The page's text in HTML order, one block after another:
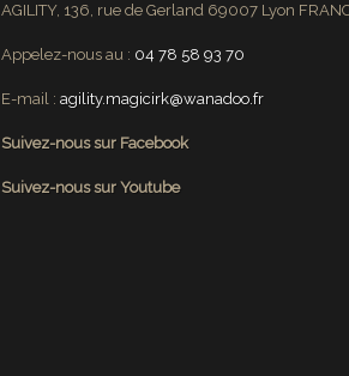
AGILITY, 136, rue de Gerland 69007 Lyon
Appelez-nous au : 04 78 58 93 70
E-mail : agility.magicirk@wanadoo.fr
Suivez-nous sur Facebook
Suivez-nous sur Youtube